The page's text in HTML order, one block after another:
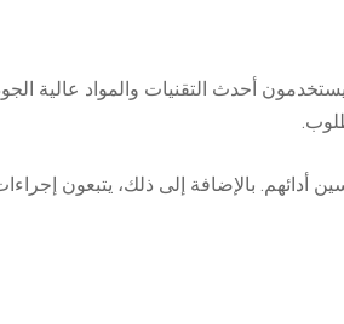
أحدث التقنيات والمواد عالية
بالإضافة إلى ذلك، يتبعون